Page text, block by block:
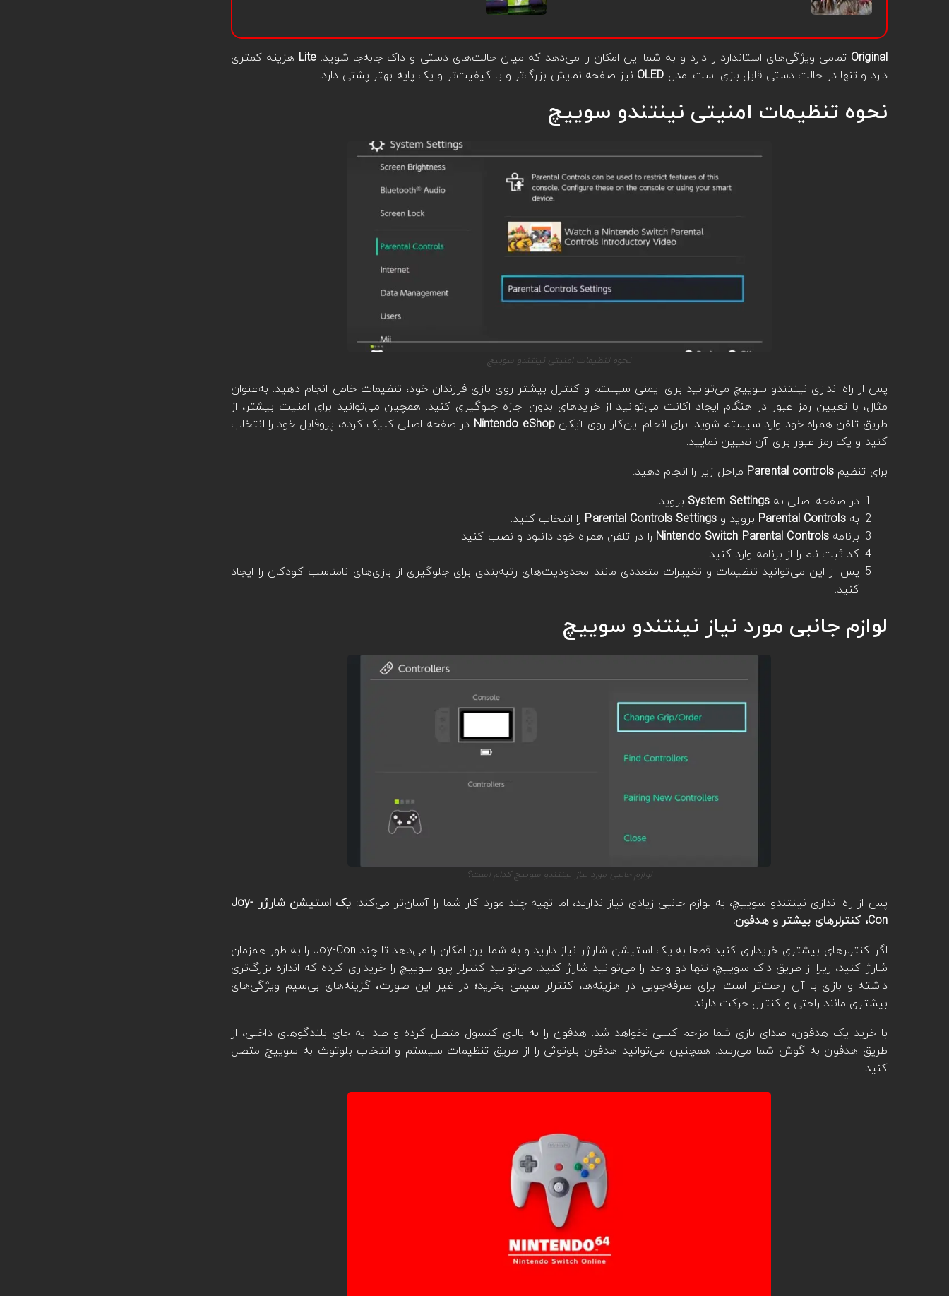
Original تمامی ویژگی‌های استاندارد را دارد و به شما این امکان را می‌دهد که میان حالت‌های دستی و داک جابه‌جا شوید. Lite هزینه کمتری
دارد و تنها در حالت دستی قابل بازی است. مدل OLED نیز صفحه نمایش بزرگ‌تر و با کیفیت‌تر و یک پایه بهتر پشتی دارد.
نحوه تنظیمات امنیتی نینتندو سوییچ
نحوه تنظیمات امنیتی نینتندو سوییچ
پس از راه اندازی نینتندو سوییچ می‌توانید برای ایمنی سیستم و کنترل بیشتر روی بازی فرزندان خود، تنظیمات خاص انجام دهید. به‌عنوان
مثال، با تعیین رمز عبور در هنگام ایجاد اکانت می‌توانید از خریدهای بدون اجازه جلوگیری کنید. همچین می‌توانید برای امنیت بیشتر، از
طریق تلفن همراه خود وارد سیستم شوید. برای انجام این‌کار روی آیکن Nintendo eShop در صفحه اصلی کلیک کرده، پروفایل خود را انتخاب
کنید و یک رمز عبور برای آن تعیین نمایید.
برای تنظیمParental controls مراحل زیر را انجام دهید:
در صفحه اصلی به System Settings بروید.
بهParental Controls بروید و Parental Controls Settings را انتخاب کنید.
برنامه Nintendo Switch Parental Controls را در تلفن همراه خود دانلود و نصب کنید.
کد ثبت نام را از برنامه وارد کنید.
پس از این می‌توانید تنظیمات و تغییرات متعددی مانند محدودیت‌های رتبه‌بندی برای جلوگیری از بازی‌های نامناسب کودکان را ایجاد
کنید.
لوازم جانبی مورد نیاز نینتندو سوییچ
لوازم جانبی مورد نیاز نینتندو سوییچ کدام است؟
پس از راه اندازی نینتندو سوییچ، به لوازم جانبی زیادی نیاز ندارید، اما تهیه چند مورد کار شما را آسان‌تر می‌کند:
یک استیشن شارژر Joy-
Con، کنترلرهای بیشتر و هدفون.
اگر کنترلرهای بیشتری خریداری کنید قطعا به یک استیشن شارژر نیاز دارید و به شما این امکان را می‌دهد تا چند Joy-Con را به طور همزمان
شارژ کنید، زیرا از طریق داک سوییچ، تنها دو واحد را می‌توانید شارژ کنید. می‌توانید کنترلر پرو سوییچ را خریداری کرده که اندازه بزرگ‌تری
داشته و بازی با آن راحت‌تر است. برای صرفه‌جویی در هزینه‌ها، کنترلر سیمی بخرید؛ در غیر این صورت، گزینه‌های بی‌سیم ویژگی‌های
بیشتری مانند راحتی و کنترل حرکت دارند.
با خرید یک هدفون، صدای بازی شما مزاحم کسی نخواهد شد. هدفون را به بالای کنسول متصل کرده و صدا به جای بلندگوهای داخلی، از
طریق هدفون به گوش شما می‌رسد. همچنین می‌توانید هدفون بلوتوثی را از طریق تنظیمات سیستم و انتخاب بلوتوث به سوییچ متصل
کنید.